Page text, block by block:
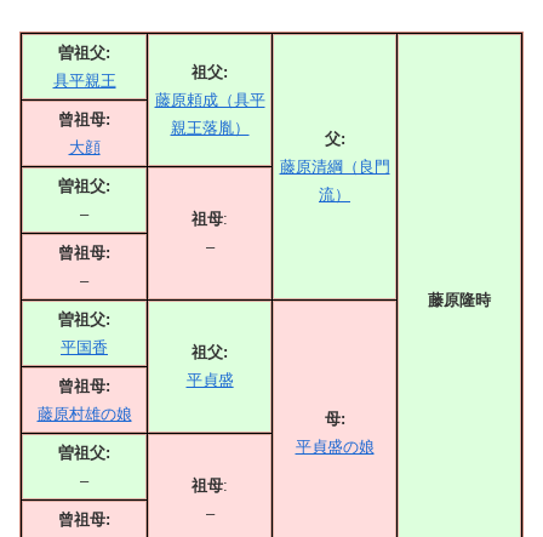
曽祖父:
具平親王
祖父:
藤原頼成（具平
親王落胤）
父:
藤原清綱（良門
流）
藤原隆時
曾祖母:
大顔
曽祖父:
–
祖母:
–
曾祖母:
–
曽祖父:
平国香
祖父:
平貞盛
母:
平貞盛の娘
曾祖母:
藤原村雄の娘
曽祖父:
–
祖母:
–
曾祖母: